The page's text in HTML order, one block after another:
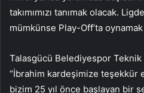
takımımızı tanımak olacak.
mümkünse Play-Off’ta
Talasgücü Belediyespor
“İbrahim kardeşimize teşekkür
bizim 25 yıl önce başlayan bir